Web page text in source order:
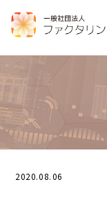
2020.08.06